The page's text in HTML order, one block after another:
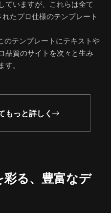
ていますが、これらは全て
たプロ仕様のテンプレート
のテンプレートにテキストや
品質のサイトを次々と生み
。
もっと詳しく
る、 豊富なデ